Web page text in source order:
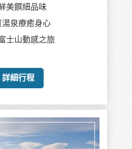
美饌細品味
泉療癒身心
士山動感之旅
詳細行程